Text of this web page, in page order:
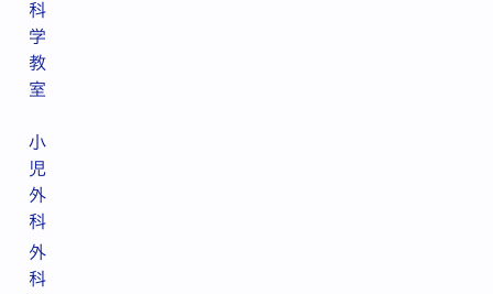
科
学
教
室
小
児
外
科
外
科